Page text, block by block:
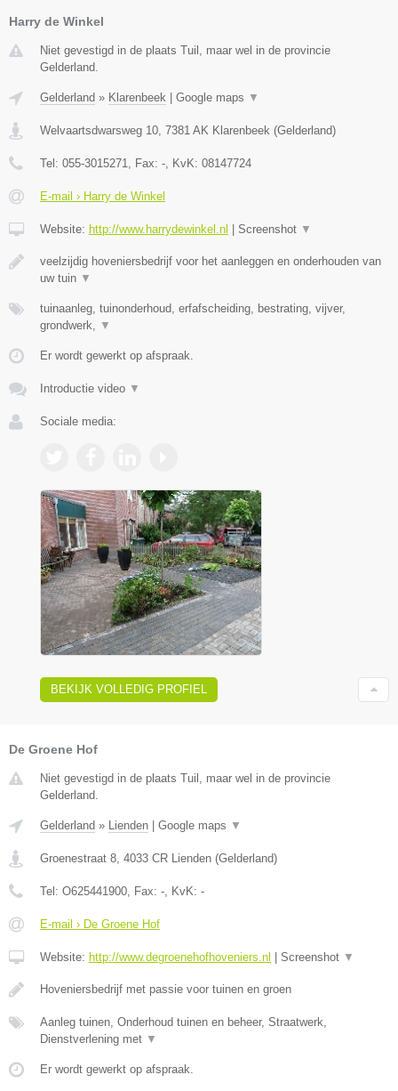
Harry de Winkel
Niet gevestigd in de plaats Tuil, maar wel in de provincie
Gelderland.
Gelderland » Klarenbeek Google maps ▼
Welvaartsdwarsweg 10 7381 AK Klarenbeek (Gelderland)
Tel: 055-3015271 , Fax: - , KvK: 08147724
E-mail › Harry de Winkel
Website: http://www.harrydewinkel.nl Screenshot ▼
veelzijdig hoveniersbedrijf voor het aanleggen en onderhouden van
uw tuin ▼
tuinaanleg, tuinonderhoud, erfafscheiding, bestrating, vijver,
grondwerk,
▼
Er wordt gewerkt op afspraak.
Introductie video ▼
Sociale media:
BEKIJK VOLLEDIG PROFIEL
De Groene Hof
Niet gevestigd in de plaats Tuil, maar wel in de provincie
Gelderland.
Gelderland » Lienden Google maps ▼
Groenestraat 8, 4033 CR Lienden (Gelderland)
Tel: O625441900, Fax: -, KvK: -
E-mail › De Groene Hof
Website: http://www.degroenehofhoveniers.nl Screenshot ▼
Hoveniersbedrijf met passie voor tuinen en groen
Aanleg tuinen, Onderhoud tuinen en beheer, Straatwerk,
Dienstverlening met ▼
Er wordt gewerkt op afspraak.